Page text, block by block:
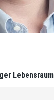
Lebensraum